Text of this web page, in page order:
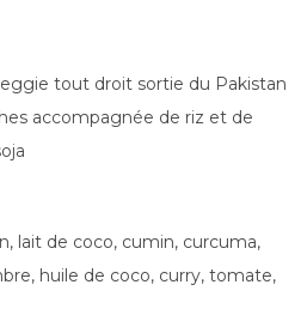
tout droit sortie du Pakistan
accompagnée de riz et de
lait de coco, cumin, curcuma,
huile de coco, curry, tomate,